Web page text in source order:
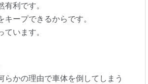
利です。
ープできるからです。
います。
かの理由で車体を倒してしまう